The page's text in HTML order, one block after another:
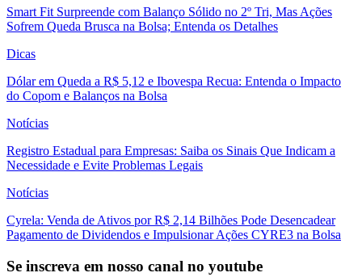
Smart Fit Surpreende com Balanço Sólido no 2º Tri, Mas Ações
Sofrem Queda Brusca na Bolsa; Entenda os Detalhes
Dicas
Dólar em Queda a R$ 5,12 e Ibovespa Recua: Entenda o Impacto
do Copom e Balanços na Bolsa
Notícias
Registro Estadual para Empresas: Saiba os Sinais Que Indicam a
Necessidade e Evite Problemas Legais
Notícias
Cyrela: Venda de Ativos por R$ 2,14 Bilhões Pode Desencadear
Pagamento de Dividendos e Impulsionar Ações CYRE3 na Bolsa
Se inscreva em nosso canal no youtube